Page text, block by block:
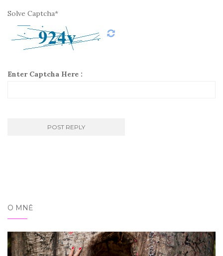
Solve Captcha*
Enter Captcha Here :
O MNĚ